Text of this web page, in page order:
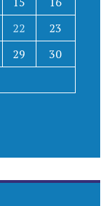
22
23
29
30